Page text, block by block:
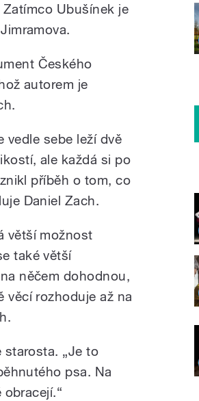
Ubušínek je
Českého
autorem je
vedle sebe leží dvě
ale každá si po
příběh o tom, co
Daniel Zach.
větší možnost
také větší
něčem dohodnou,
věcí rozhoduje až na
starosta. „Je to
psa. Na